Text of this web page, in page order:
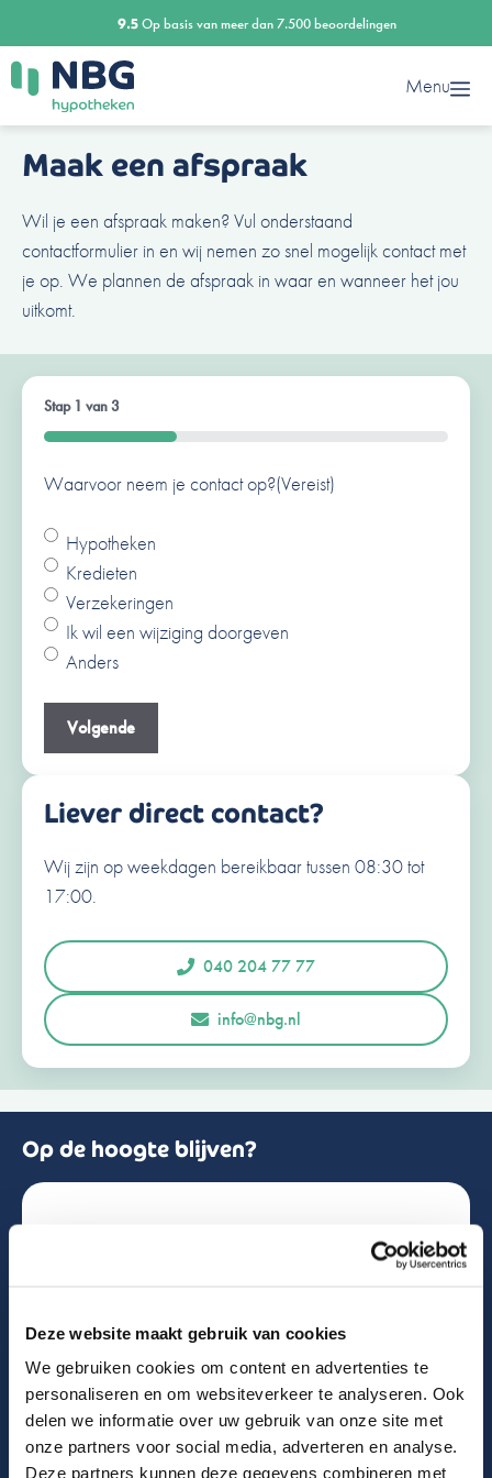
Deze website maakt gebruik van cookies
We gebruiken cookies om content en advertenties te
personaliseren en om websiteverkeer te analyseren. Ook
delen we informatie over uw gebruik van onze site met
onze partners voor social media, adverteren en analyse.
Deze partners kunnen deze gegevens combineren met
naar
de
inhoud
9.5Op basis van meer dan 7.500 beoordelingen
Menu
Maak een afspraak
Wil je een afspraak maken? Vul onderstaand
contactformulier in en wij nemen zo snel mogelijk contact met
je op. We plannen de afspraak in waar en wanneer het jou
uitkomt.
Stap 1 van3
33%
Waarvoor neem je contact op?(Vereist)
Hypotheken
Kredieten
Verzekeringen
Ik wil een wijziging doorgeven
Anders
Ben je al een klant van ons?(Vereist)
Ja
Nee
Naam(Vereist)
V
o
r
a
m
e
r
n
a
m
Je e-mailadres
Je telefoonnummer(Vereist)
e
r
a
1
Opmerkingen of vragen
Liever direct contact?
Wij zijn op weekdagen bereikbaar tussen 08:30 tot
17:00.
040 204 77 77
info@nbg.nl
Op de hoogte blijven?
Schrijf je in voor de nieuwsbrief!
Email